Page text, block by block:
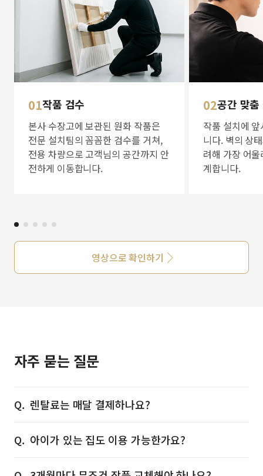
01작품 검수
본사 수장고에 보관된 원화 작품은
전문 설치팀의 꼼꼼한 검수를 거쳐,
전용 차량으로 고객님의 공간까지 안
전하게 이동합니다.
02공간 맞
작품 설치에
니다. 벽의 상
려해 가장 어
계합니다.
영상으로 확인하기
자주 묻는 질문
렌탈료는 매달 결제하나요?
아이가 있는 집도 이용 가능한가요?